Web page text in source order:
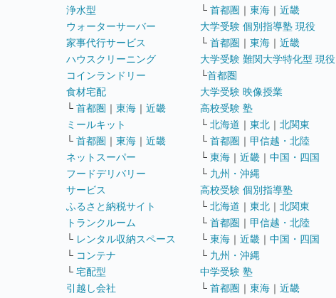
浄水型
ウォーターサーバー
家事代行サービス
ハウスクリーニング
コインランドリー
食材宅配
└ 首都圏 ｜ 東海 ｜ 近畿
ミールキット
└ 首都圏 ｜ 東海 ｜ 近畿
ネットスーパー
フードデリバリー
サービス
ふるさと納税サイト
トランクルーム
└ レンタル収納スペース
└ コンテナ
└ 宅配型
引越し会社
└ 首都圏 ｜ 東海 ｜ 近畿
大学受験 個別指導塾 現役
└ 首都圏 ｜ 東海 ｜ 近畿
大学受験 難関大学特化型 現役
└首都圏
大学受験 映像授業
高校受験 塾
└ 北海道 ｜ 東北 ｜ 北関東
└ 首都圏 ｜ 甲信越・北陸
└ 東海 ｜ 近畿 ｜ 中国・四国
└ 九州・沖縄
高校受験 個別指導塾
└ 北海道 ｜ 東北 ｜ 北関東
└ 首都圏 ｜ 甲信越・北陸
└ 東海 ｜ 近畿 ｜ 中国・四国
└ 九州・沖縄
中学受験 塾
└ 首都圏 ｜ 東海 ｜ 近畿